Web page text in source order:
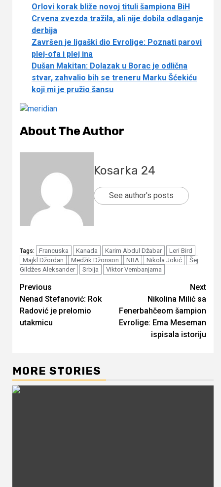
Orlovi korak bliže novoj tituli šampiona BiH
Crvena zvezda tražila, ali nije dobila odlaganje
derbija
Završen je ligaški dio Evrolige: Poznati parovi
plej-ofa i plej ina
Dušan Makitan: Dolazak u Borac je odlična
stvar, zahvalio bih se treneru Marku Šćekiću
koji mi je pružio šansu
About The Author
Kosarka 24
See author's posts
Tags: Francuska Kanada Karim Abdul Džabar
Leri Bird
Majkl Džordan
Medžik Džonson NBA Nikola Jokić
Šej
Gildžes Aleksander
Srbija Viktor Vembanjama
Continue
Reading
Previous
Nenad Stefanović: Rok
Radović je prelomio
utakmicu
Next
Nikolina Milić sa
Fenerbahčeom šampion
Evrolige: Ema Meseman
ispisala istoriju
MORE STORIES